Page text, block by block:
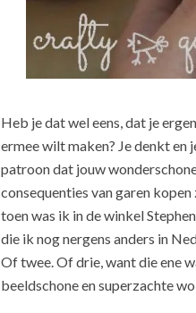
Heb je dat wel eens, dat je
ermee wilt maken? Je denkt en
patroon dat jouw
consequenties van garen
toen was ik in de winkel
die ik nog nergens anders in
Of twee. Of drie, want die ene
beeldschone en superzachte